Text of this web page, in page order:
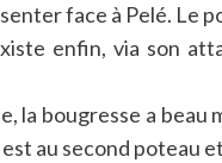
face à Pelé. Le
enfin, via son
la bougresse a
est au second poteau